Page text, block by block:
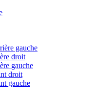
gauche
droit
gauche
droit
gauche